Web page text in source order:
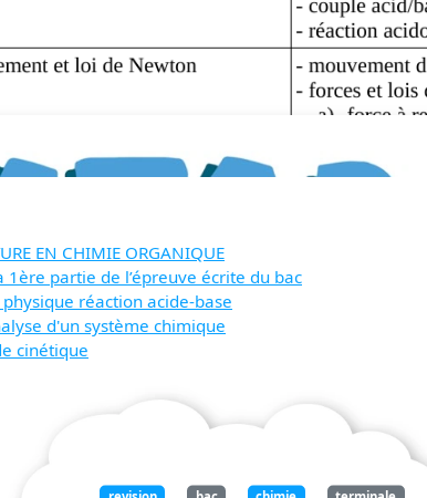
EN CHIMIE ORGANIQUE
partie de l’épreuve écrite du bac
réaction acide-base
d'un système chimique
cinétique